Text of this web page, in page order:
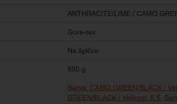
ANTHRACITE/LIME / CAMO
Gore-tex
Na špičce
890 g
Barva: CAMO GREEN/BLACK /
GREEN/BLACK / Velikost: 8.5